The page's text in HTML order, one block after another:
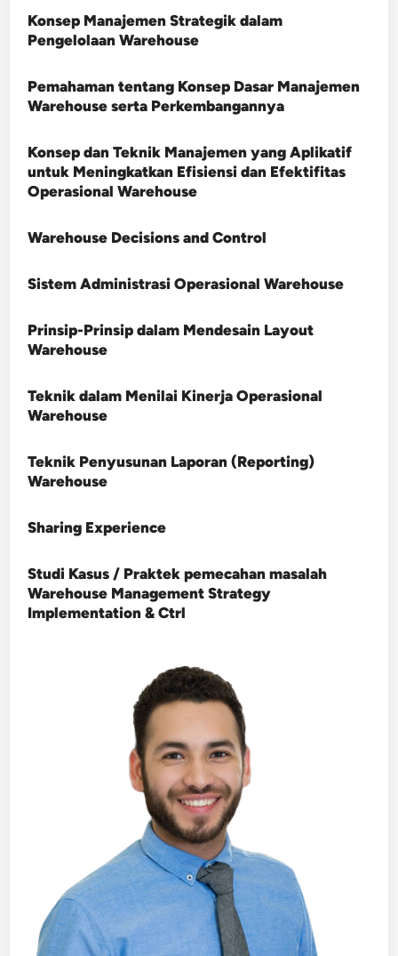
Konsep Manajemen Strategik dalam
Pengelolaan Warehouse
Pemahaman tentang Konsep Dasar Manajemen
Warehouse serta Perkembangannya
Konsep dan Teknik Manajemen yang Aplikatif
untuk Meningkatkan Efisiensi dan Efektifitas
Operasional Warehouse
Warehouse Decisions and Control
Sistem Administrasi Operasional Warehouse
Prinsip-Prinsip dalam Mendesain Layout
Warehouse
Teknik dalam Menilai Kinerja Operasional
Warehouse
Teknik Penyusunan Laporan (Reporting)
Warehouse
Sharing Experience
Studi Kasus / Praktek pemecahan masalah
Warehouse Management Strategy
Implementation & Ctrl